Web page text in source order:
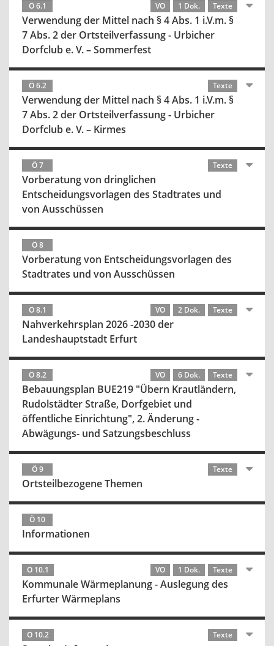
Ö 6.1 VO 1 Dok. Texte
Verwendung der Mittel nach § 4 Abs. 1 i.V.m. §
7 Abs. 2 der Ortsteilverfassung - Urbicher
Dorfclub e. V. – Sommerfest
Ö 6.2 Texte
Verwendung der Mittel nach § 4 Abs. 1 i.V.m. §
7 Abs. 2 der Ortsteilverfassung - Urbicher
Dorfclub e. V. – Kirmes
Ö 7 Texte
Vorberatung von dringlichen
Entscheidungsvorlagen des Stadtrates und
von Ausschüssen
Ö 8
Vorberatung von Entscheidungsvorlagen des
Stadtrates und von Ausschüssen
Ö 8.1 VO 2 Dok. Texte
Nahverkehrsplan 2026 -2030 der
Landeshauptstadt Erfurt
Ö 8.2 VO 6 Dok. Texte
Bebauungsplan BUE219 "Übern Krautländern,
Rudolstädter Straße, Dorfgebiet und
öffentliche Einrichtung", 2. Änderung -
Abwägungs- und Satzungsbeschluss
Ö 9 Texte
Ortsteilbezogene Themen
Ö 10
Informationen
Ö 10.1 VO 1 Dok. Texte
Kommunale Wärmeplanung - Auslegung des
Erfurter Wärmeplans
Ö 10.2 Texte